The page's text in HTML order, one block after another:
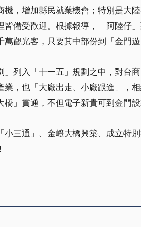
機，增加縣民就業機會；特別是大
皆備受歡迎。根據報導，「阿陸仔
萬觀光客，只要其中部份到「金門遊
」列入「十一五」規劃之中，對台
業，也「大廠出走、小廠跟進」，
」貫通，不但電子新貴可到金門
小三通」、金嶝大橋興築、成立特